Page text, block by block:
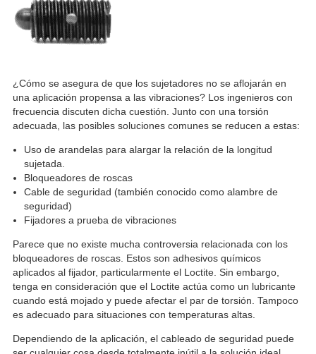
¿Cómo se asegura de que los sujetadores no se aflojarán en
una aplicación propensa a las vibraciones? Los ingenieros con
frecuencia discuten dicha cuestión. Junto con una torsión
adecuada, las posibles soluciones comunes se reducen a estas:
Uso de arandelas para alargar la relación de la longitud
sujetada.
Bloqueadores de roscas
Cable de seguridad (también conocido como alambre de
seguridad)
Fijadores a prueba de vibraciones
Parece que no existe mucha controversia relacionada con los
bloqueadores de roscas. Estos son adhesivos químicos
aplicados al fijador, particularmente el Loctite. Sin embargo,
tenga en consideración que el Loctite actúa como un lubricante
cuando está mojado y puede afectar el par de torsión. Tampoco
es adecuado para situaciones con temperaturas altas.
Dependiendo de la aplicación, el cableado de seguridad puede